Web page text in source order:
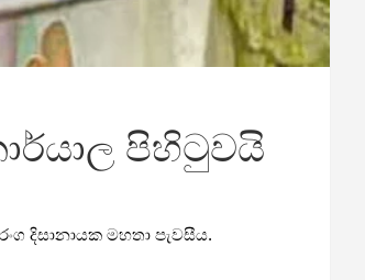
පිහිටුවයි
දිසානායක මහතා පැවසීය.